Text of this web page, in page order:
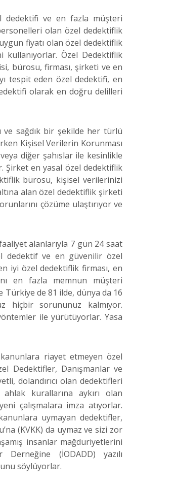
dedektifi ve en fazla müşteri
olan özel dedektiflik
fiyatı olan özel dedektiflik
Özel Dedektiflik
bürosu, firması, şirketi ve en
tespit eden özel dedektifi, en
olarak en doğru delilleri
ve sağdık bir şekilde her türlü
Kişisel Verilerin Korunması
diğer şahıslar ile kesinlikle
Şirket en yasal özel dedektiflik
bürosu, kişisel verilerinizi
alan özel dedektiflik şirketi
çözüme ulaştırıyor ve
alanlarıyla 7 gün 24 saat
dedektif ve en güvenilir özel
iyi özel dedektiflik firması, en
en fazla memnun müşteri
de 81 ilde, dünya da 16
hiçbir sorununuz kalmıyor.
ile yürütüyorlar. Yasa
riayet etmeyen özel
Dedektifler, Danışmanlar ve
dolandırıcı olan dedektifleri
kurallarına aykırı olan
çalışmalara imza atıyorlar.
uymayan dedektifler,
(KVKK) da uymaz ve sizi zor
insanlar mağduriyetlerini
Derneğine (İODADD) yazılı
söylüyorlar.